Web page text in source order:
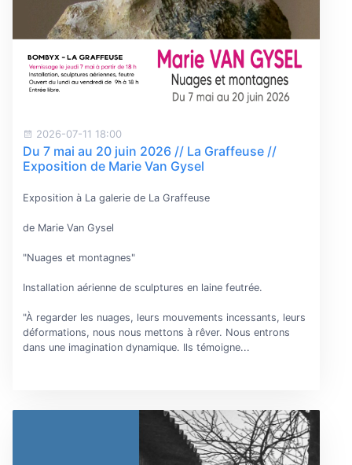
2026-07-11 18:00
Du 7 mai au 20 juin 2026 // La Graffeuse //
Exposition de Marie Van Gysel
Exposition à La galerie de La Graffeuse
de Marie Van Gysel
"Nuages et montagnes"
Installation aérienne de sculptures en laine feutrée.
"À regarder les nuages, leurs mouvements incessants, leurs
déformations, nous nous mettons à rêver. Nous entrons
dans une imagination dynamique. Ils témoigne...